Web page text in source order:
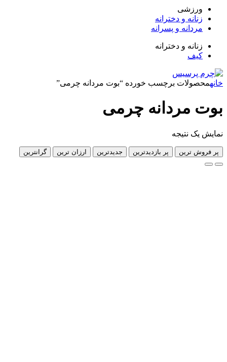
و دخترانه
و پسرانه
و دخترانه
برچسب خورده “بوت مردانه چرمی”
چرمی
نتیجه
ترین پر بازدیدترین جدیدترین ارزان ترین گرانترین